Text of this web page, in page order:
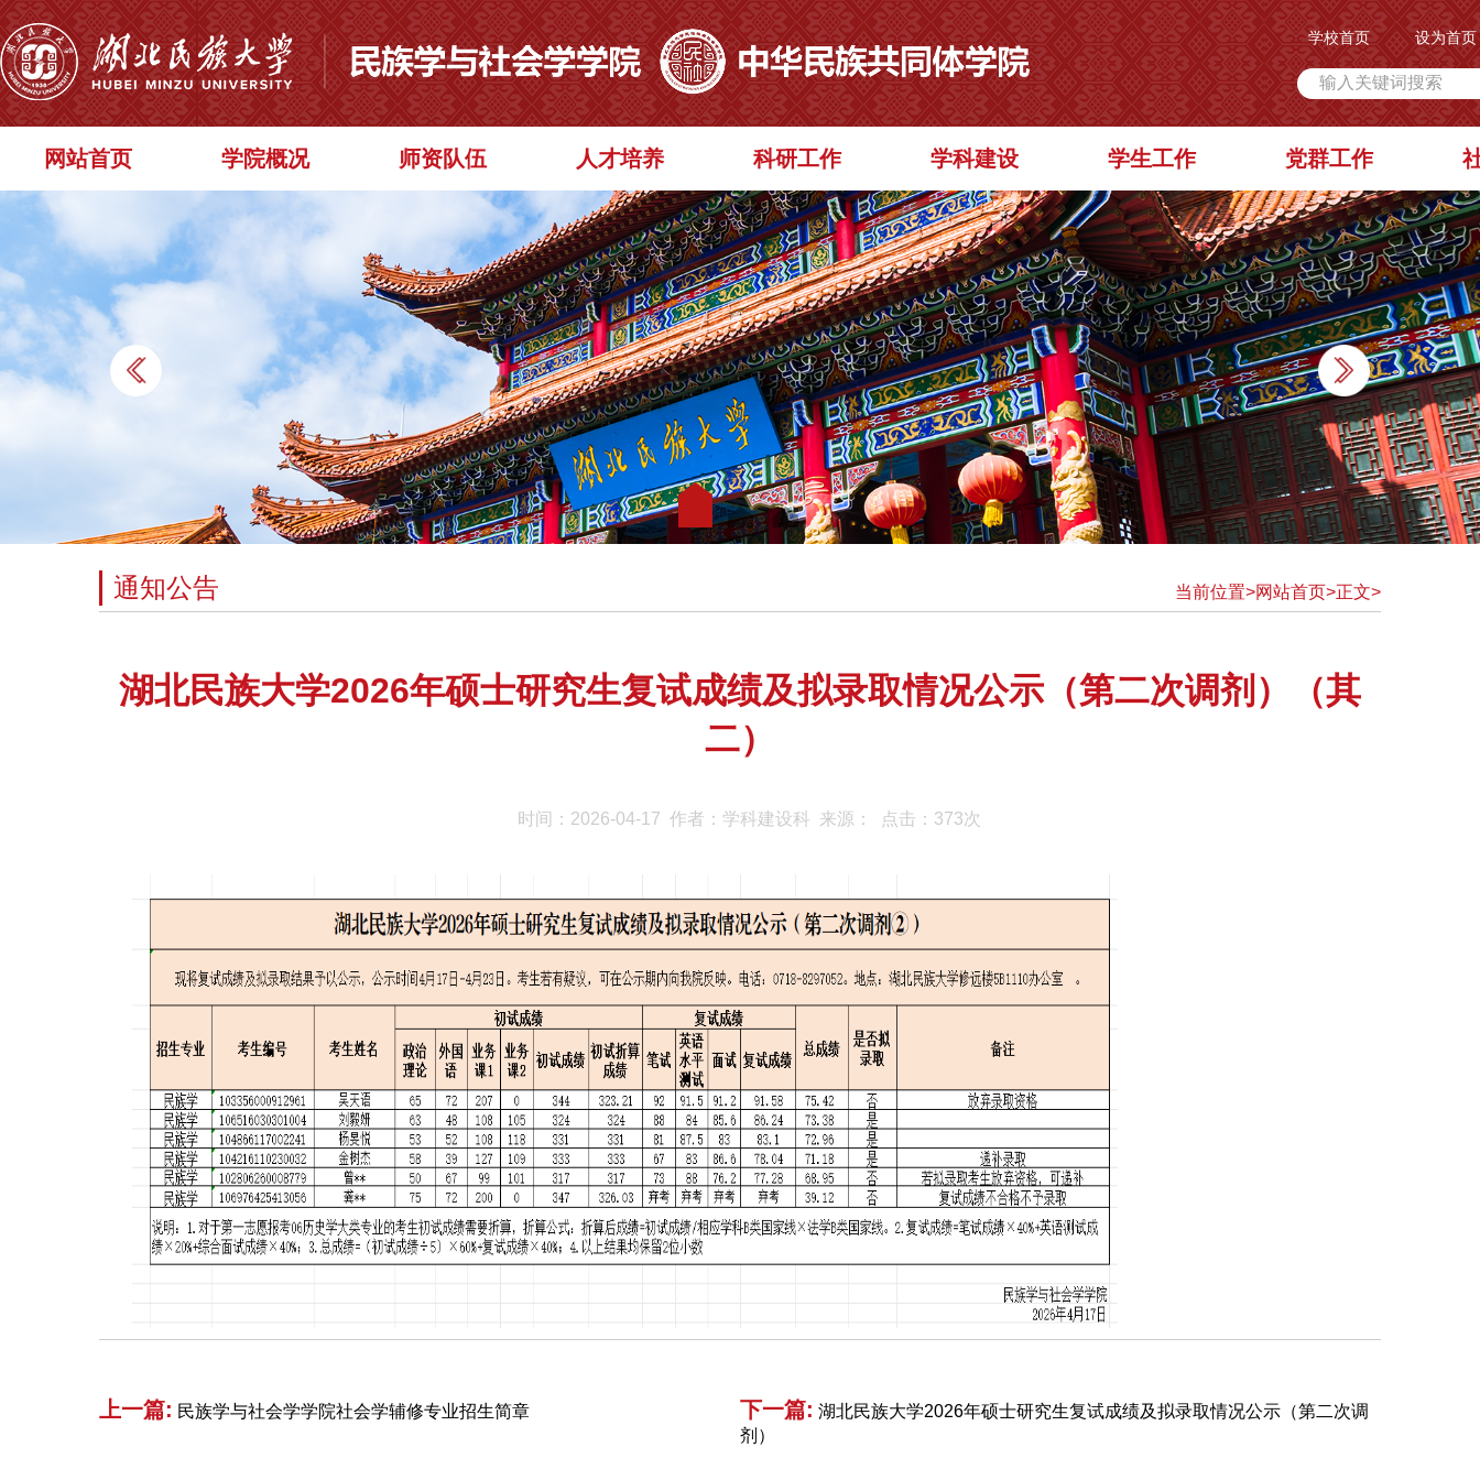
学校首页 设为首页
网站首页 学院概况 师资队伍 人才培养 科研工作 学科建设 学生工作 党群工作
通知公告 当前位置>网站首页>正文>
湖北民族大学2026年硕士研究生复试成绩及拟录取情况公示（第二次调剂）（其
二）
时间：2026-04-17 作者：学科建设科 来源： 点击： 373次
上一篇: 民族学与社会学学院社会学辅修专业招生简章 下一篇: 湖北民族大学2026年硕士研究生复试成绩及拟录取情况公示（第二次调
剂）